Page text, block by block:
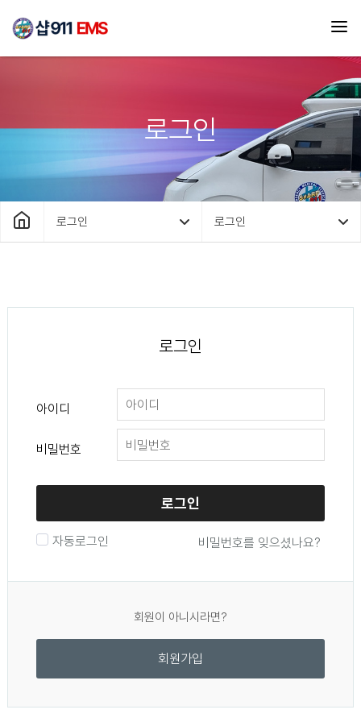
로그인
로그인 로그인
회원이 아니시라면?
회원가입
로그인
아이디
비밀번호
로그인
자동로그인 비밀번호를 잊으셨나요?